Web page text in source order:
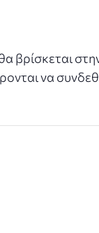
βρίσκεται
να